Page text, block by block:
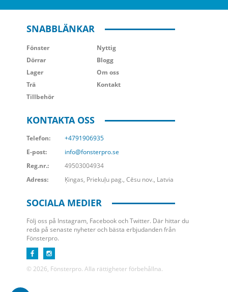
SNABBLÄNKAR
Fönster
Dörrar
Lager
Trä
Tillbehör
Nyttig
Blogg
Om oss
Kontakt
KONTAKTA OSS
Telefon:
+4791906935
E-post:
info@fonsterpro.se
Reg.nr.:
49503004934
Adress:
Ķingas, Priekuļu pag., Cēsu nov., Latvia
SOCIALA MEDIER
Följ oss på Instagram, Facebook och Twitter. Där hittar du
reda på senaste nyheter och bästa erbjudanden från
Fönsterpro.
© 2026, Fönsterpro. Alla rättigheter förbehållna.